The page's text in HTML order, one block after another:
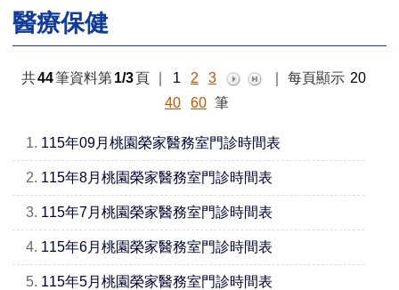
醫療保健
共44筆資料第1/3頁 1 2 3 每頁顯示 20
40
60 筆
1. 115年09月桃園榮家醫務室門診時間表
2. 115年8月桃園榮家醫務室門診時間表
3. 115年7月桃園榮家醫務室門診時間表
4. 115年6月桃園榮家醫務室門診時間表
5. 115年5月桃園榮家醫務室門診時間表